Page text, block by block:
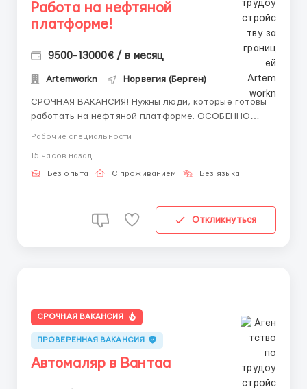
Работа на нефтяной
платформе!
9500-13000€ / в месяц
Artemworkn Норвегия (Берген)
СРОЧНАЯ ВАКАНСИЯ! Нужны люди, которые готовы
работать на нефтяной платформе. ОСОБЕННО
РАБОТОДАТЕЛЬ ПРИЗНАЕТ ЛЮДЕЙ, КОТОРЫЕ
ВОЗМОЖНОСТЬ ОБУЧАТЬСЯ. Помощник сварщика,
Помощник механика ( стыковка метала, зачистка
Рабочие специальности
15 часов назад
Без опыта С проживанием Без языка
Откликнуться
СРОЧНАЯ ВАКАНСИЯ
ПРОВЕРЕННАЯ ВАКАНСИЯ
Автомаляр в Вантаа